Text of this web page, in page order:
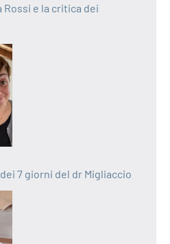
e la critica dei
7 giorni del dr Migliaccio